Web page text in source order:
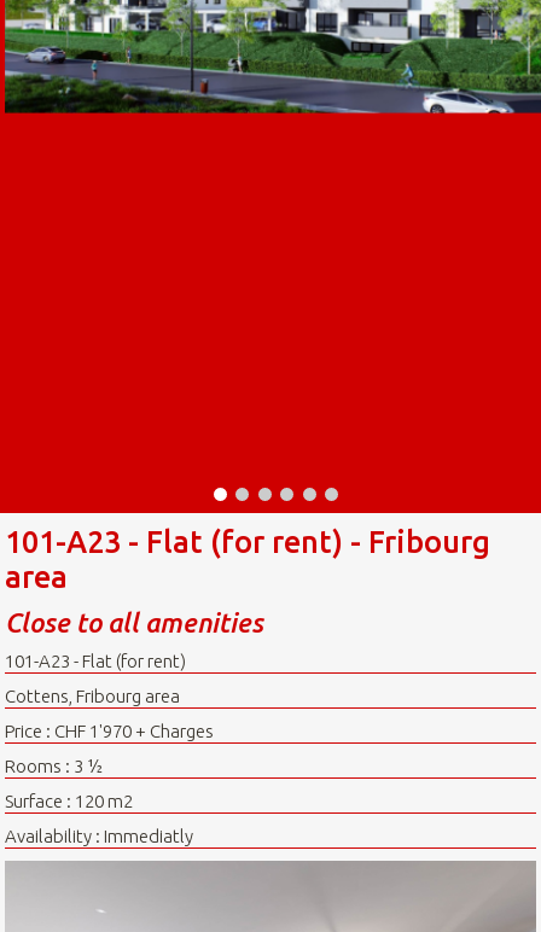
101-A23 - Flat (for rent) - Fribourg
area
Close to all amenities
101-A23 - Flat (for rent)
Cottens, Fribourg area
Price : CHF 1'970 + Charges
Rooms : 3 ½
Surface : 120 m2
Availability : Immediatly